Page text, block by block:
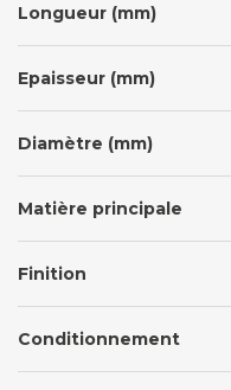
Longueur (mm)
Epaisseur (mm)
Diamètre (mm)
Matière principale
Finition
Conditionnement